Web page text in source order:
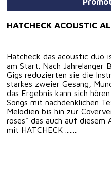
HATCHECK ACOUSTIC
Hatcheck das acoustic duo
am Start. Nach Jahrelanger
Gigs reduzierten sie die
starkes zweier Gesang,
das Ergebnis kann sich
Songs mit nachdenklichen
Melodien bis hin zur
roses" das auch auf diesem
mit HATCHECK ........